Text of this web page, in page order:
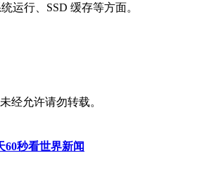
运行、SSD 缓存等方面。
经允许请勿转载。
60秒看世界新闻